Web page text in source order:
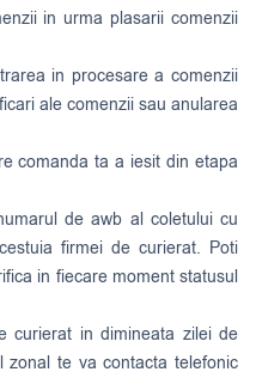
in urma plasarii comenzii
in procesare a comenzii
ale comenzii sau anularea
comanda ta a iesit din etapa
de awb al coletului cu
firmei de curierat. Poti
in fiecare moment statusul
curierat in dimineata zilei de
zonal te va contacta telefonic